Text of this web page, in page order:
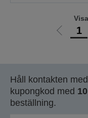
Gå
1
Håll kontakten
kupongkod med
beställning.